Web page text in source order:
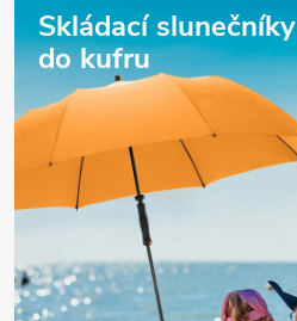
Skládací slunečníky
do kufru